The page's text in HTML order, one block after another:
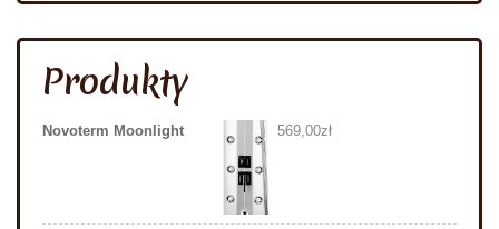
Produkty
Novoterm Moonlight 569,00zł